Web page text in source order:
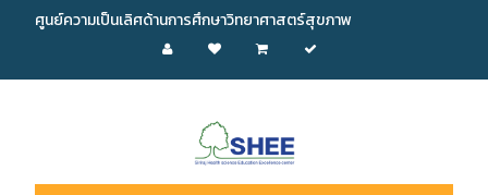
ศูนย์ความเป็นเลิศด้านการศึกษาวิทยาศาสตร์สุขภาพ